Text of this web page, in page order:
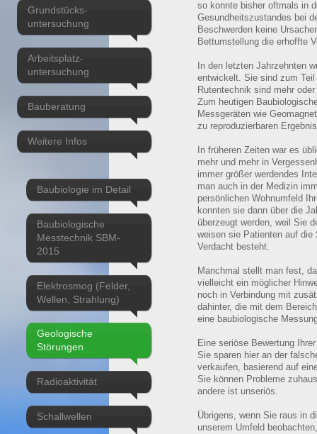
Grundstücks-
untersuchung
Arbeitsplatz-
untersuchung
Bauberatung
Weitere Infos
Baubiologie im Detail
Baubiologische
Messtechnik SBM-
2015
Elektrosmog (Felder,
Wellen, Strahlung)
Geologische
Störungen
Radioaktivität
Schallwellen
so konnte bisher oftmals in
Gesundheitszustandes bei
Beschwerden keine
Bettumstellung die erhoffte
In den letzten Jahrzehnten
entwickelt. Sie sind zum
Rutentechnik sind mehr
Zum heutigen
Messgeräten wie
zu reproduzierbaren
In früheren Zeiten war es
mehr und mehr in
immer größer werdendes
man auch in der Medizin
persönlichen Wohnumfeld
konnten sie dann über die
überzeugt werden, weil Sie
weisen sie Patienten auf die
Verdacht besteht.
Manchmal stellt man fest,
vielleicht ein möglicher
noch in Verbindung mit
dahinter, die mit dem
eine baubiologische
Eine seriöse Bewertung
Sie sparen hier an der
verkaufen, basierend auf
Sie können Probleme
andere ist unseriös.
Übrigens, wenn Sie raus in
unserem Umfeld